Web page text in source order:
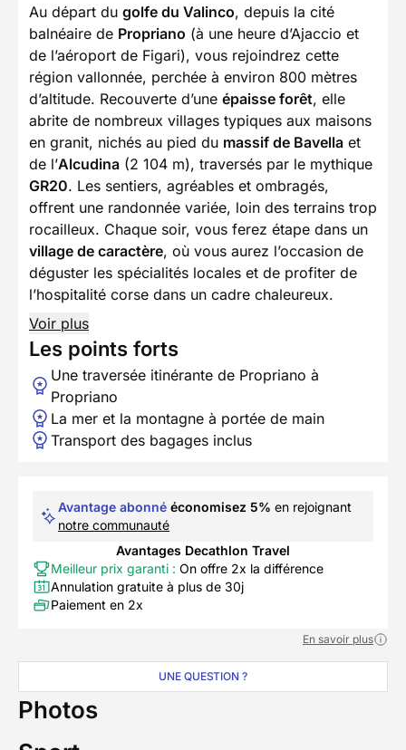
Au départ du golfe du Valinco, depuis la cité
balnéaire de Propriano (à une heure d’Ajaccio et
de l’aéroport de Figari), vous rejoindrez cette
région vallonnée, perchée à environ 800 mètres
d’altitude. Recouverte d’une épaisse forêt, elle
abrite de nombreux villages typiques aux maisons
en granit, nichés au pied du massif de Bavella et
de l’Alcudina (2 104 m), traversés par le mythique
GR20. Les sentiers, agréables et ombragés,
offrent une randonnée variée, loin des terrains trop
rocailleux. Chaque soir, vous ferez étape dans un
village de caractère, où vous aurez l’occasion de
déguster les spécialités locales et de profiter de
l’hospitalité corse dans un cadre chaleureux.
Voir plus
Les points forts
Une traversée itinérante de Propriano à
Propriano
La mer et la montagne à portée de main
Transport des bagages inclus
Avantage abonné économisez 5% en rejoignant
notre communauté
Avantages Decathlon Travel
Meilleur prix garanti : On offre 2x la différence
Annulation gratuite à plus de 30j
Paiement en 2x
En savoir plus
UNE QUESTION ?
Photos